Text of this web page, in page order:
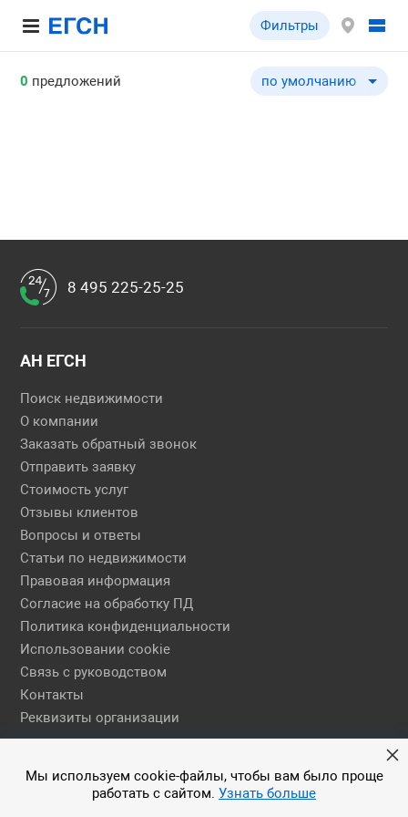
Фильтры
0 предложений по умолчанию
по умолчанию
8 495 225-25-25
АН ЕГСН
Поиск недвижимости
О компании
Заказать обратный звонок
Отправить заявку
Стоимость услуг
Отзывы клиентов
Вопросы и ответы
Статьи по недвижимости
Правовая информация
Согласие на обработку ПД
Политика конфиденциальности
Использовании cookie
Связь с руководством
Контакты
Реквизиты организации
Правовая информация
© 2026 АН ЕГСН
Мы используем cookie-файлы, чтобы вам было проще
работать с сайтом. Узнать больше